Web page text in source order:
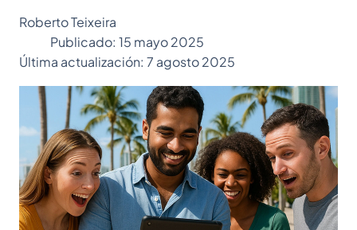
Roberto Teixeira
Publicado: 15 mayo 2025
Última actualización: 7 agosto 2025